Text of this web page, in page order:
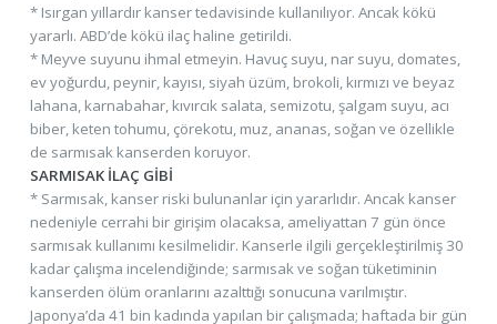
* Isırgan yıllardır kanser tedavisinde kullanılıyor. Ancak kökü
yararlı. ABD’de kökü ilaç haline getirildi.
* Meyve suyunu ihmal etmeyin. Havuç suyu, nar suyu, domates,
ev yoğurdu, peynir, kayısı, siyah üzüm, brokoli, kırmızı ve beyaz
lahana, karnabahar, kıvırcık salata, semizotu, şalgam suyu, acı
biber, keten tohumu, çörekotu, muz, ananas, soğan ve özellikle
de sarmısak kanserden koruyor.
SARMISAK İLAÇ GİBİ
* Sarmısak, kanser riski bulunanlar için yararlıdır. Ancak kanser
nedeniyle cerrahi bir girişim olacaksa, ameliyattan 7 gün önce
sarmısak kullanımı kesilmelidir. Kanserle ilgili gerçekleştirilmiş 30
kadar çalışma incelendiğinde; sarmısak ve soğan tüketiminin
kanserden ölüm oranlarını azalttığı sonucuna varılmıştır.
Japonya’da 41 bin kadında yapılan bir çalışmada; haftada bir gün